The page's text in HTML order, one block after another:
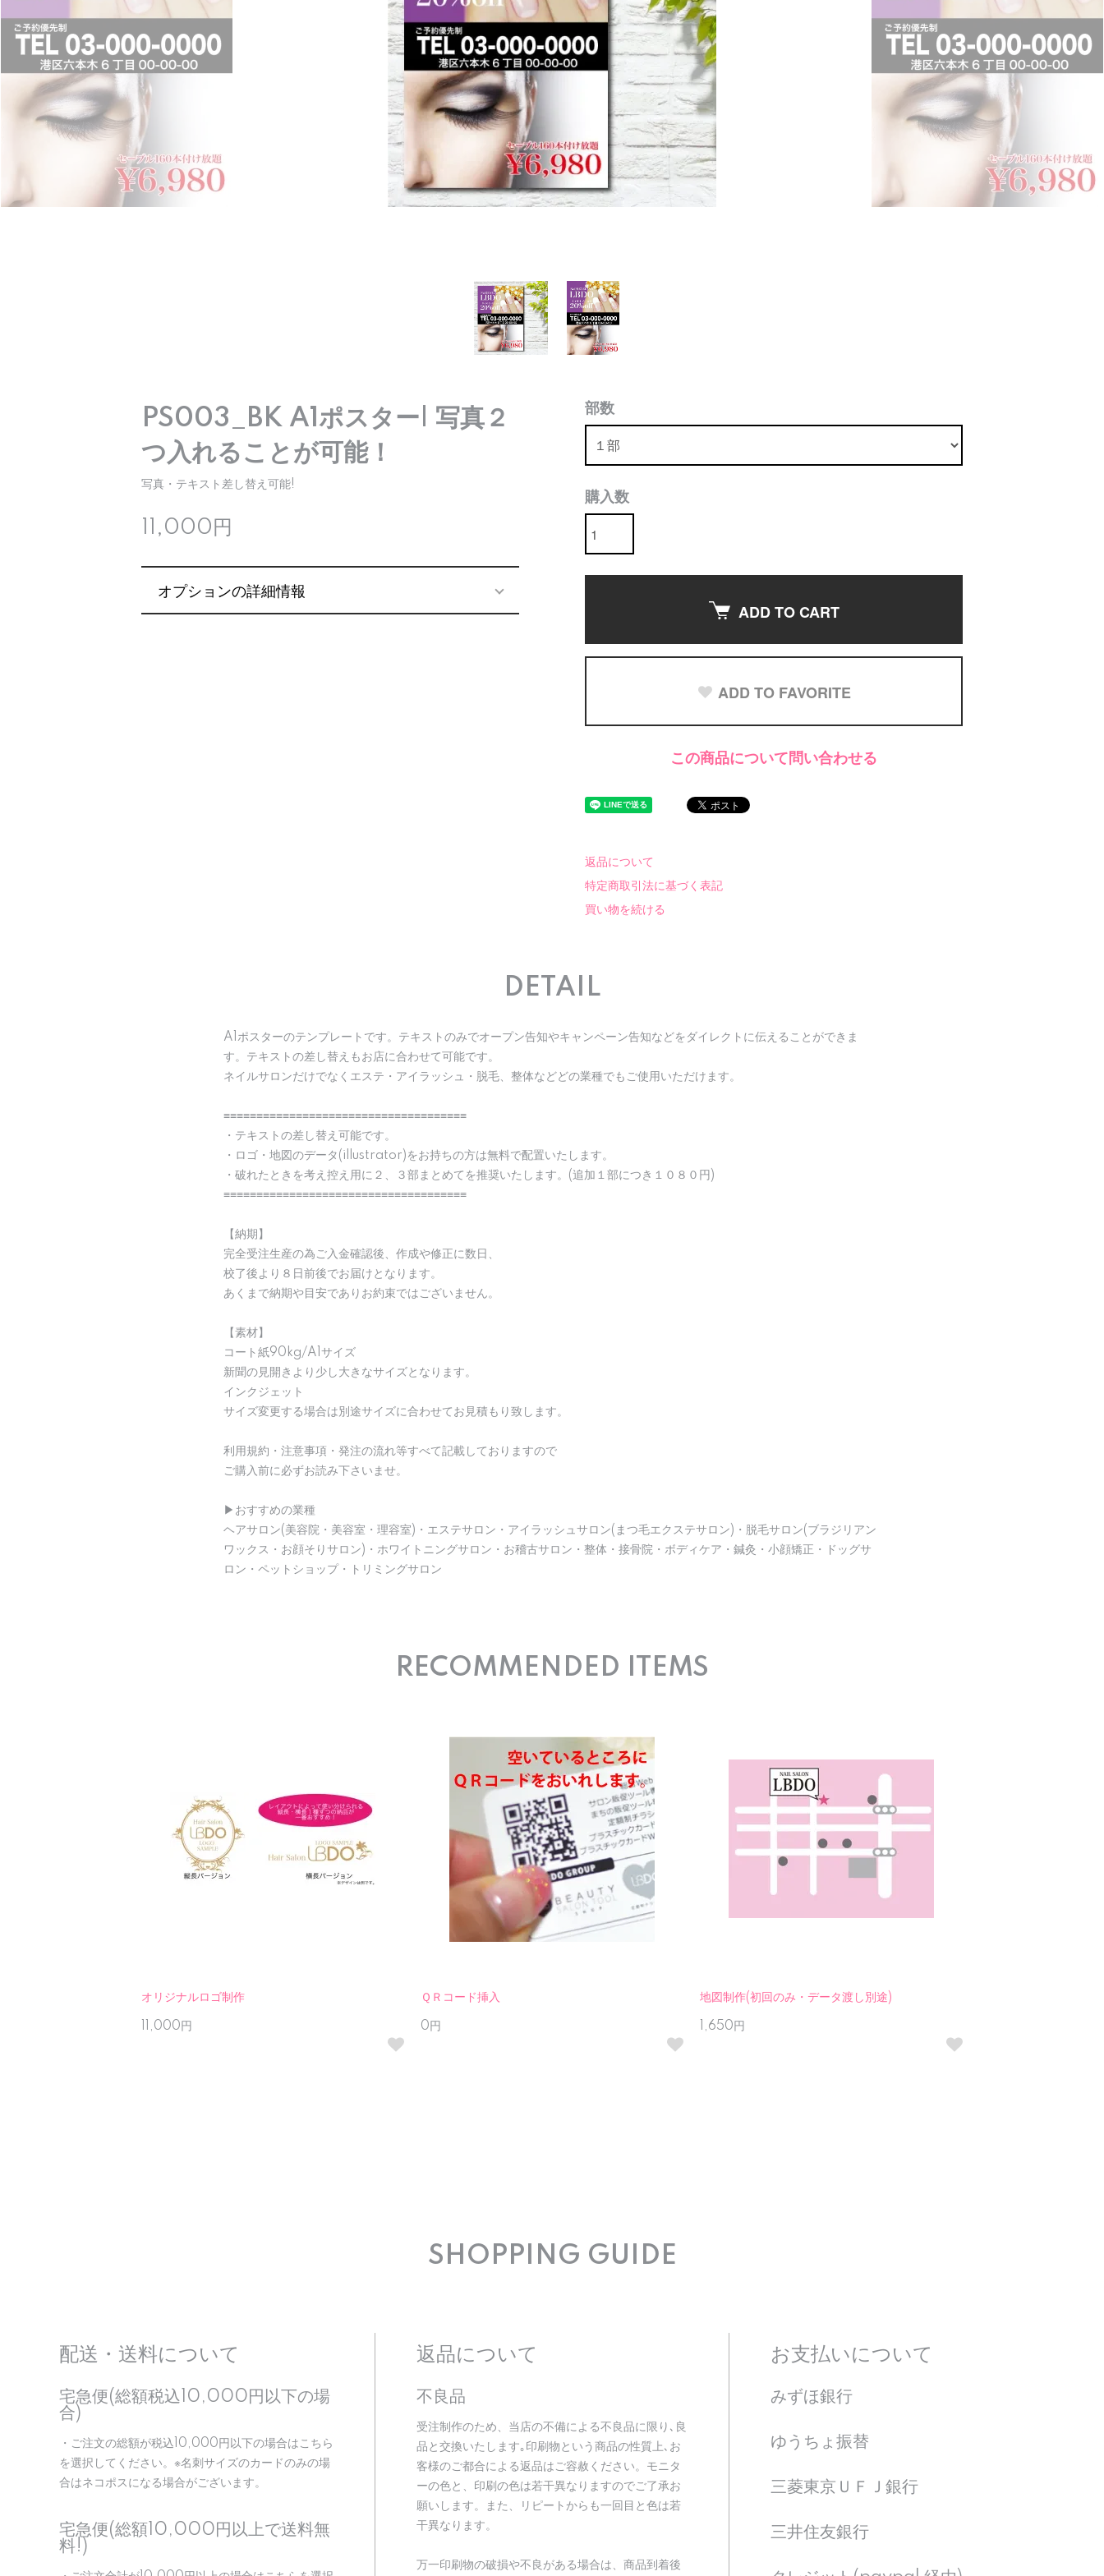
PS003_BK A1ポスター| 写真２
つ入れることが可能！
写真・テキスト差し替え可能!
11,000円
オプションの詳細情報
部数
購入数
ADD TO CART
ADD TO FAVORITE
この商品について問い合わせる
返品について
特定商取引法に基づく表記
買い物を続ける
DETAIL
A1ポスターのテンプレートです。テキストのみでオープン告知やキャンペーン告知などをダイレクトに伝えることができま
す。テキストの差し替えもお店に合わせて可能です。
ネイルサロンだけでなくエステ・アイラッシュ・脱毛、整体などどの業種でもご使用いただけます。
≡≡≡≡≡≡≡≡≡≡≡≡≡≡≡≡≡≡≡≡≡≡≡≡≡≡≡≡≡≡≡≡≡≡≡≡≡
・テキストの差し替え可能です。
・ロゴ・地図のデータ(illustrator)をお持ちの方は無料で配置いたします。
・破れたときを考え控え用に２、３部まとめてを推奨いたします。(追加１部につき１０８０円)
≡≡≡≡≡≡≡≡≡≡≡≡≡≡≡≡≡≡≡≡≡≡≡≡≡≡≡≡≡≡≡≡≡≡≡≡≡
【納期】
完全受注生産の為ご入金確認後、作成や修正に数日、
校了後より８日前後でお届けとなります。
あくまで納期や目安でありお約束ではございません。
【素材】
コート紙90kg/A1サイズ
新聞の見開きより少し大きなサイズとなります。
インクジェット
サイズ変更する場合は別途サイズに合わせてお見積もり致します。
利用規約・注意事項・発注の流れ等すべて記載しておりますので
ご購入前に必ずお読み下さいませ。
▶︎おすすめの業種
ヘアサロン(美容院・美容室・理容室)・エステサロン・アイラッシュサロン(まつ毛エクステサロン)・脱毛サロン(ブラジリアン
ワックス・お顔そりサロン)・ホワイトニングサロン・お稽古サロン・整体・接骨院・ボディケア・鍼灸・小顔矯正・ドッグサ
ロン・ペットショップ・トリミングサロン
RECOMMENDED ITEMS
オリジナルロゴ制作
11,000円
ＱＲコード挿入
0円
地図制作(初回のみ・データ渡し別途)
1,650円
SHOPPING GUIDE
配送・送料について
宅急便(総額税込10,000円以下の場
合)
・ご注文の総額が税込10,000円以下の場合はこちら
を選択してください。※名刺サイズのカードのみの場
合はネコポスになる場合がございます。
宅急便(総額10,000円以上で送料無
料!)
返品について
不良品
受注制作のため、当店の不備による不良品に限り､良
品と交換いたします｡印刷物という商品の性質上､お
客様のご都合による返品はご容赦ください。モニタ
ーの色と、印刷の色は若干異なりますのでご了承お
願いします。また、リピートからも一回目と色は若
干異なります。
万一印刷物の破損や不良がある場合は、商品到着後
お支払いについて
みずほ銀行
ゆうちょ振替
三菱東京ＵＦＪ銀行
三井住友銀行